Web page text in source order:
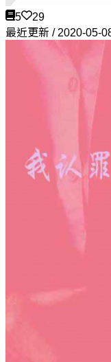
5
29
最近更新 / 2020-05-